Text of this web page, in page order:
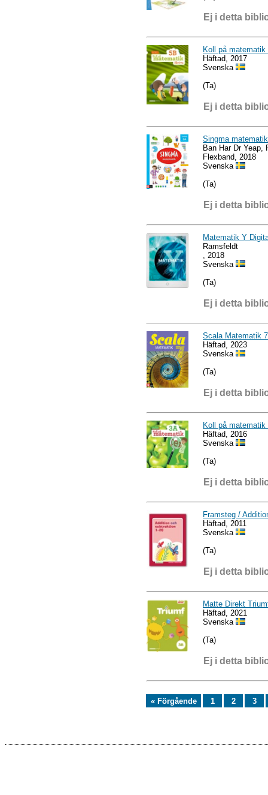
Ej i detta
Koll på
Häftad, 2017
Svenska
(Ta)
Ej i detta
Singma
Ban Har Dr Yeap,
Flexband, 2018
Svenska
(Ta)
Ej i detta
Matematik Y
Ramsfeldt
, 2018
Svenska
(Ta)
Ej i detta
Scala Matematik 7
Häftad, 2023
Svenska
(Ta)
Ej i detta
Koll på matematik
Häftad, 2016
Svenska
(Ta)
Ej i detta
Framsteg /
Häftad, 2011
Svenska
(Ta)
Ej i detta
Matte Direkt
Häftad, 2021
Svenska
(Ta)
Ej i detta
« Förgående 1 2 3